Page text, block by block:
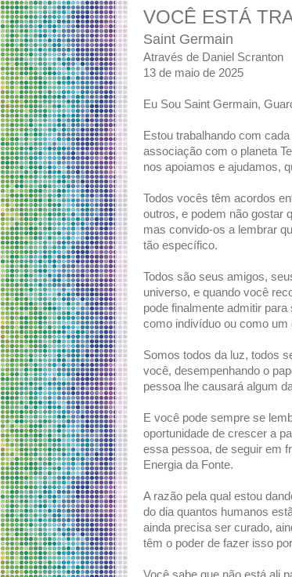
VOCÊ ESTÁ
Saint Germain
Através de Daniel Scranton
13 de maio de 2025
Eu Sou Saint Germain,
Estou trabalhando com
associação com o planeta
nos apoiamos e ajudamos,
Todos vocês têm acordos
outros, e podem não gostar
mas convido-os a lembrar
tão específico.
Todos são seus amigos,
universo, e quando você
pode finalmente admitir
como indivíduo ou como um
Somos todos da luz, todos
você, desempenhando o
pessoa lhe causará algum
E você pode sempre se
oportunidade de crescer a
essa pessoa, de seguir em
Energia da Fonte.
A razão pela qual estou
do dia quantos humanos
ainda precisa ser curado,
têm o poder de fazer isso